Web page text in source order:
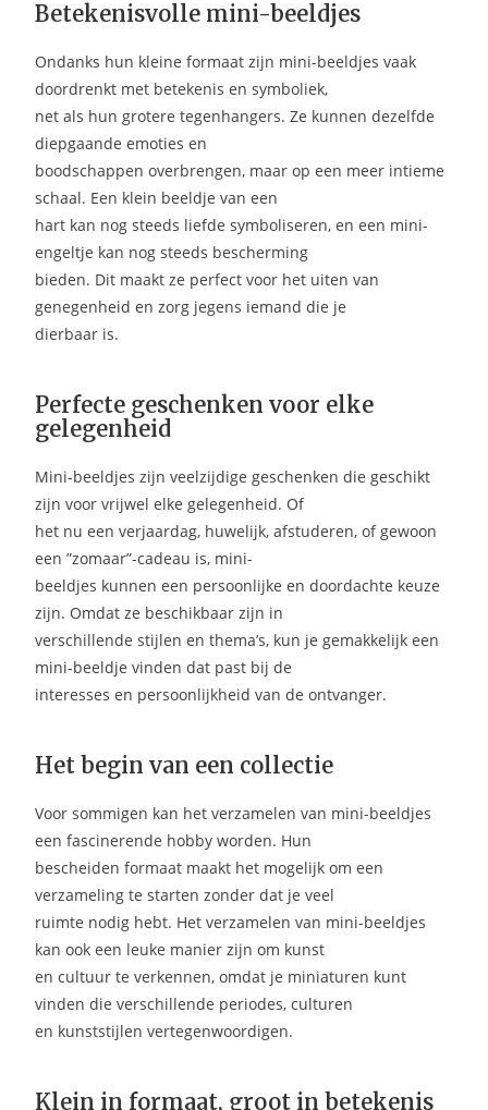
Betekenisvolle mini-beeldjes
Ondanks hun kleine formaat zijn mini-beeldjes vaak
doordrenkt met betekenis en symboliek,
net als hun grotere tegenhangers. Ze kunnen dezelfde
diepgaande emoties en
boodschappen overbrengen, maar op een meer intieme
schaal. Een klein beeldje van een
hart kan nog steeds liefde symboliseren, en een mini-
engeltje kan nog steeds bescherming
bieden. Dit maakt ze perfect voor het uiten van
genegenheid en zorg jegens iemand die je
dierbaar is.
Perfecte geschenken voor elke
gelegenheid
Mini-beeldjes zijn veelzijdige geschenken die geschikt
zijn voor vrijwel elke gelegenheid. Of
het nu een verjaardag, huwelijk, afstuderen, of gewoon
een ”zomaar”-cadeau is, mini-
beeldjes kunnen een persoonlijke en doordachte keuze
zijn. Omdat ze beschikbaar zijn in
verschillende stijlen en thema’s, kun je gemakkelijk een
mini-beeldje vinden dat past bij de
interesses en persoonlijkheid van de ontvanger.
Het begin van een collectie
Voor sommigen kan het verzamelen van mini-beeldjes
een fascinerende hobby worden. Hun
bescheiden formaat maakt het mogelijk om een
verzameling te starten zonder dat je veel
ruimte nodig hebt. Het verzamelen van mini-beeldjes
kan ook een leuke manier zijn om kunst
en cultuur te verkennen, omdat je miniaturen kunt
vinden die verschillende periodes, culturen
en kunststijlen vertegenwoordigen.
Klein in formaat, groot in betekenis